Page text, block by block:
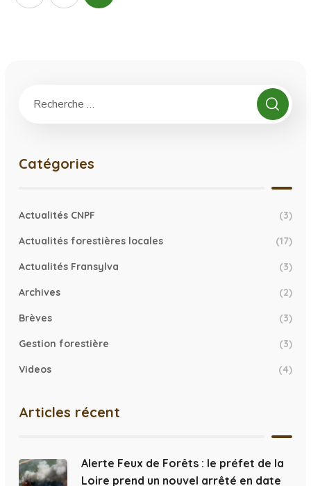
Catégories
Actualités CNPF (3)
Actualités forestières locales (17)
Actualités Fransylva (3)
Archives (2)
Brèves (3)
Gestion forestière (3)
Videos (4)
Articles récent
Alerte Feux de Forêts : le préfet de la
Loire prend un nouvel arrêté en date